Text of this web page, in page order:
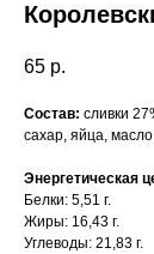
65 р.
Состав: сливки
сахар, яйца,
Энергетическая
Белки: 5,51 г.
Жиры: 16,43 г.
Углеводы: 21,83 г.